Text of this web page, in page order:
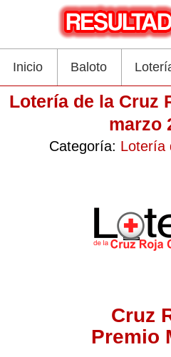
Inicio Baloto
Lotería de la Cruz
marzo
Categoría: Lotería
Cruz
Premio